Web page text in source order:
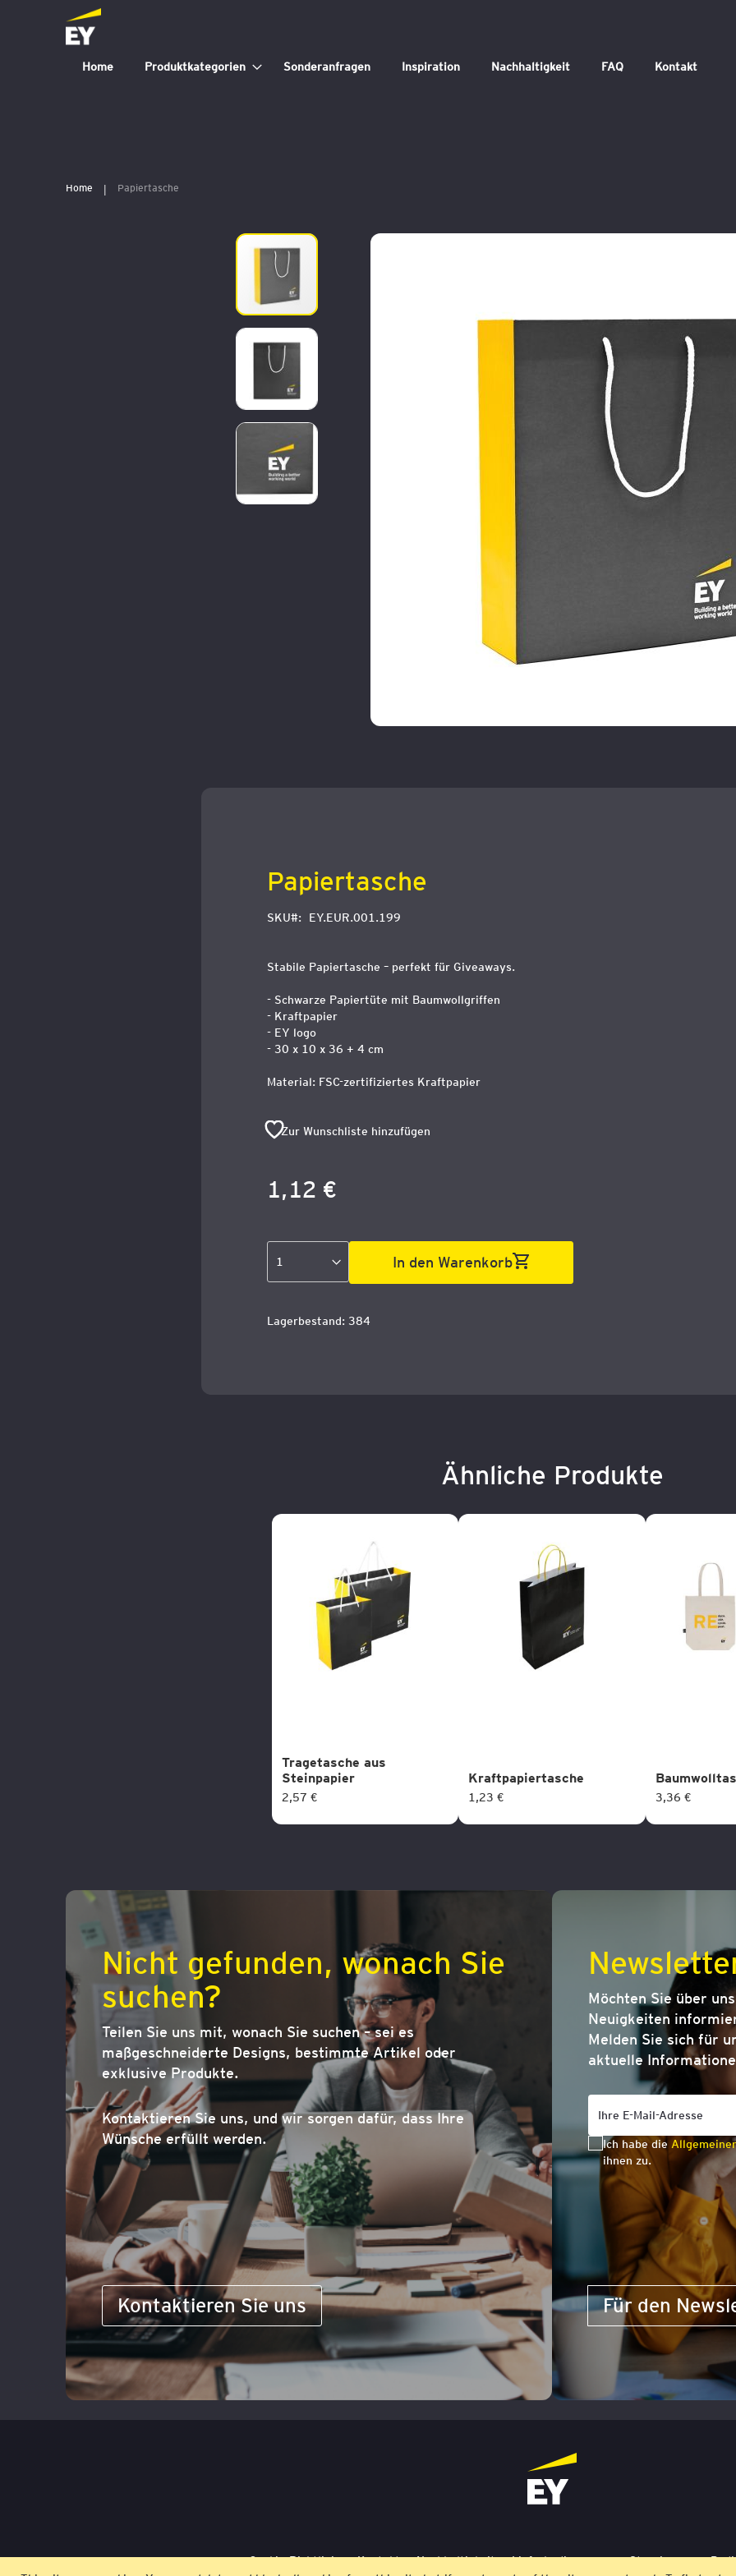
Home Produktkategorien Sonderanfragen Inspiration Nachhaltigkeit FAQ Kontakt
Home Papiertasche
Zum
Bildergalerie
springen
Papiertasche
SKU EY.EUR.001.199
Stabile Papiertasche – perfekt für Giveaways.
- Schwarze Papiertüte mit Baumwollgriffen
- Kraftpapier
- EY logo
- 30 x 10 x 36 + 4 cm
Material: FSC-zertifiziertes Kraftpapier
Zur Wunschliste hinzufügen
1,12 €
In den Warenkorb
Lagerbestand: 384
Ähnliche Produkte
Tragetasche aus
Steinpapier
2,57 €
Kraftpapiertasche
1,23 €
3,36 €
Nicht gefunden, wonach Sie
suchen?
Teilen Sie uns mit, wonach Sie suchen – sei es
maßgeschneiderte Designs, bestimmte Artikel oder
exklusive Produkte.
Kontaktieren Sie uns, und wir sorgen dafür, dass Ihre
Wünsche erfüllt werden.
Kontaktieren Sie uns
Möchten Sie über
Neuigkeiten
Melden Sie sich für
aktuelle
Ich habe die
ihnen zu.
Für den
Cookie-Richtlinie Kontakt Nachhaltigkeit Lieferbedingungen Stornierung